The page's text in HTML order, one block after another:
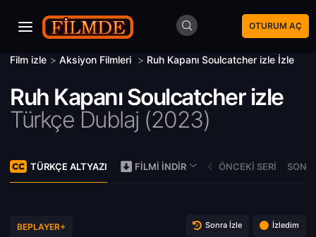
OTURUM AÇ
Film izle > Aksiyon Filmleri > Ruh Kapanı Soulcatcher izle İzle
Ruh Kapanı Soulcatcher izle
Türkçe Dublaj (2023)
TÜRKÇE ALTYAZI FILMI İNDIR ÖNCEKI SERI
BEPLAYER+ Sonra İzle İzledim